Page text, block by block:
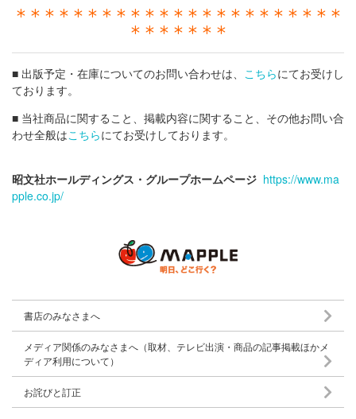
＊＊＊＊＊＊＊＊＊＊＊＊＊＊＊＊＊＊＊＊＊＊＊
＊＊＊＊＊＊＊
■ 出版予定・在庫についてのお問い合わせは、 こちらにてお受けし
ております。
■ 当社商品に関すること、掲載内容に関すること、その他お問い合
わせ全般はこちらにてお受けしております。
昭文社ホールディングス・グループホームページ https://www.ma
pple.co.jp/
書店のみなさまへ
メディア関係のみなさまへ（取材、テレビ出演・商品の記事掲載ほかメ
ディア利用について）
お詫びと訂正